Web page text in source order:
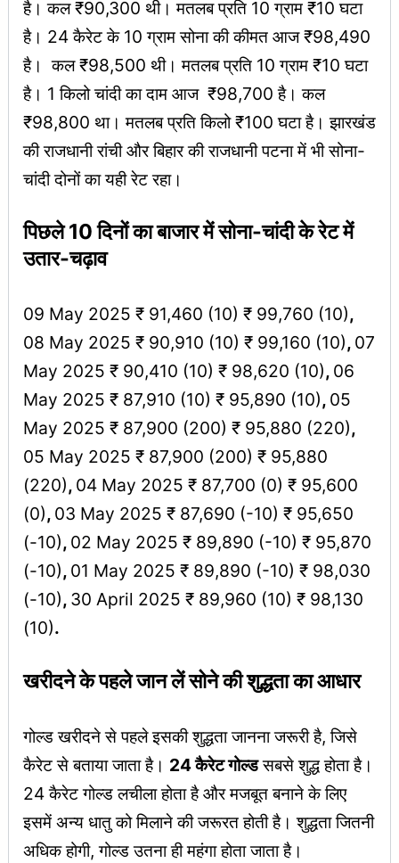
है। कल ₹90,300 थी। मतलब प्रति 10 ग्राम ₹10 घटा
है। 24 कैरेट के 10 ग्राम सोना की कीमत आज ₹98,490
है। कल ₹98,500 थी। मतलब प्रति 10 ग्राम ₹10 घटा
है। 1 किलो चांदी का दाम आज ₹98,700 है। कल
₹98,800 था। मतलब प्रति किलो ₹100 घटा है। झारखंड
की राजधानी रांची और बिहार की राजधानी पटना में भी सोना-
चांदी दोनों का यही रेट रहा।
पिछले 10 दिनों का बाजार में सोना-चांदी के रेट में
उतार-चढ़ाव
09 May 2025 ₹ 91,460 (10) ₹ 99,760 (10),
08 May 2025 ₹ 90,910 (10) ₹ 99,160 (10), 07
May 2025 ₹ 90,410 (10) ₹ 98,620 (10), 06
May 2025 ₹ 87,910 (10) ₹ 95,890 (10), 05
May 2025 ₹ 87,900 (200) ₹ 95,880 (220),
05 May 2025 ₹ 87,900 (200) ₹ 95,880
(220), 04 May 2025 ₹ 87,700 (0) ₹ 95,600
(0), 03 May 2025 ₹ 87,690 (-10) ₹ 95,650
(-10), 02 May 2025 ₹ 89,890 (-10) ₹ 95,870
(-10), 01 May 2025 ₹ 89,890 (-10) ₹ 98,030
(-10), 30 April 2025 ₹ 89,960 (10) ₹ 98,130
(10).
खरीदने के पहले जान लें सोने की शुद्धता का आधार
गोल्ड खरीदने से पहले इसकी शुद्धता जानना जरूरी है, जिसे
कैरेट से बताया जाता है। 24 कैरेट गोल्डसबसे शुद्ध होता है।
24 कैरेट गोल्ड लचीला होता है और मजबूत बनाने के लिए
इसमें अन्य धातु को मिलाने की जरूरत होती है। शुद्धता जितनी
अधिक होगी, गोल्ड उतना ही महंगा होता जाता है।